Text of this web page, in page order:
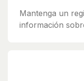
Mantenga un
información